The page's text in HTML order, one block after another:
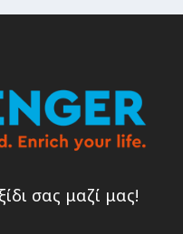
σας μαζί μας!